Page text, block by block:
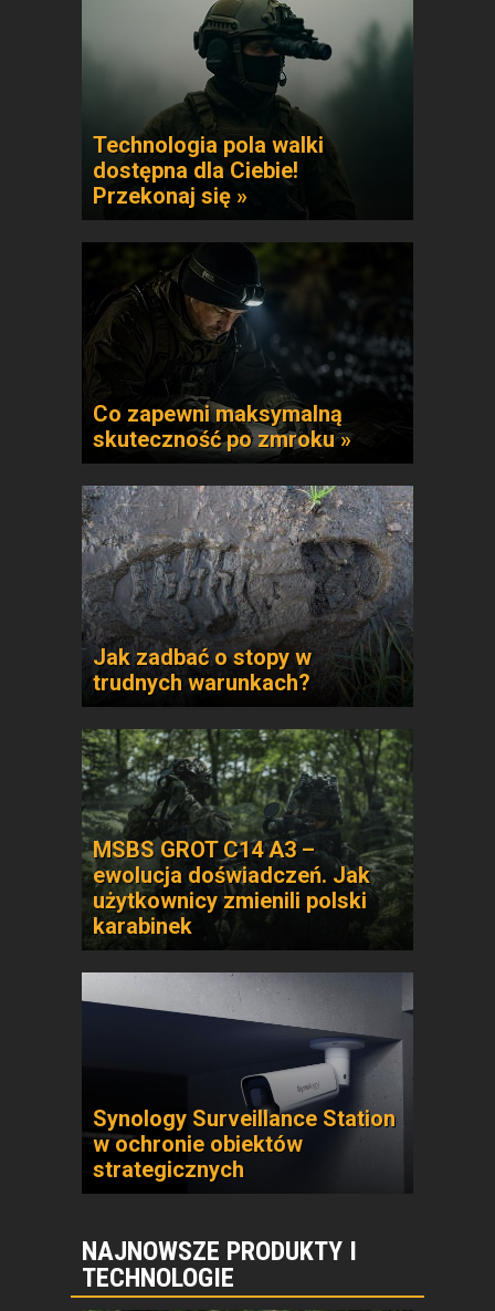
Technologia pola walki
dostępna dla Ciebie!
Przekonaj się »
Co zapewni maksymalną
skuteczność po zmroku »
Jak zadbać o stopy w
trudnych warunkach?
MSBS GROT C14 A3 –
ewolucja doświadczeń. Jak
użytkownicy zmienili polski
karabinek
Synology Surveillance Station
w ochronie obiektów
strategicznych
NAJNOWSZE PRODUKTY I
TECHNOLOGIE